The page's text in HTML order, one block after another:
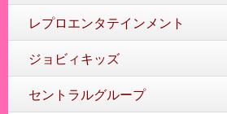
レプロエンタテインメント
ジョビィキッズ
セントラルグループ